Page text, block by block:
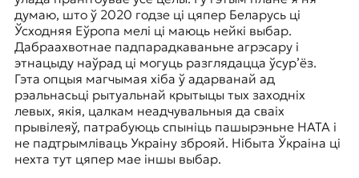
думаю, што ў 2020 годзе ці цяпер Беларусь ці
Ўсходняя Еўропа мелі ці маюць нейкі выбар.
Дабраахвотнае падпарадкаваньне агрэсару і
этнацыду наўрад ці могуць разглядацца ўсур’ёз.
Гэта опцыя магчымая хіба ў адарванай ад
рэальнасьці рытуальнай крытыцы тых заходніх
левых, якія, цалкам неадчувальныя да сваіх
прывілеяў, патрабуюць спыніць пашырэньне НАТА і
не падтрымліваць Украіну зброяй. Нібыта Ўкраіна ці
нехта тут цяпер мае іншы выбар.